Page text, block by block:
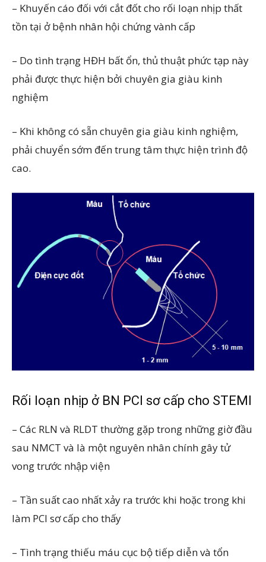
– Khuyến cáo đối với cắt đốt cho rối loạn nhịp thất
tồn tại ở bệnh nhân hội chứng vành cấp
– Do tình trạng HĐH bất ổn, thủ thuật phức tạp này
phải được thực hiện bởi chuyên gia giàu kinh
nghiệm
– Khi không có sẵn chuyên gia giàu kinh nghiệm,
phải chuyển sớm đến trung tâm thực hiện trình độ
cao.
Rối loạn nhịp ở BN PCI sơ cấp cho STEMI
– Các RLN và RLDT thường gặp trong những giờ đầu
sau NMCT và là một nguyên nhân chính gây tử
vong trước nhập viện
– Tần suất cao nhất xảy ra trước khi hoặc trong khi
làm PCI sơ cấp cho thấy
– Tình trạng thiếu máu cục bộ tiếp diễn và tổn